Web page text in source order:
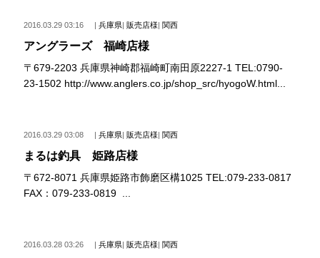
2016.03.29 03:16 |兵庫県|販売店様|関西
アングラーズ 福崎店様
〒679-2203 兵庫県神崎郡福崎町南田原2227-1 TEL:0790-
23-1502 http://www.anglers.co.jp/shop_src/hyogoW.html...
2016.03.29 03:08 |兵庫県|販売店様|関西
まるは釣具 姫路店様
〒672-8071 兵庫県姫路市飾磨区構1025 TEL:079-233-0817
FAX：079-233-0819 ...
2016.03.28 03:26 |兵庫県|販売店様|関西